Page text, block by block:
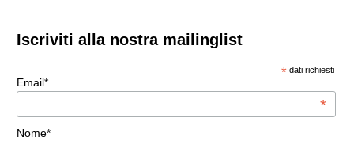
Iscriviti alla nostra mailinglist
* dati richiesti
Email*
*
Nome*